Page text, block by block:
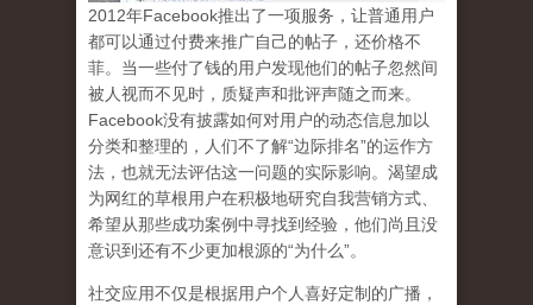
2012年Facebook推出了一项服务，让普通用户
都可以通过付费来推广自己的帖子，还价格不
菲。当一些付了钱的用户发现他们的帖子忽然间
被人视而不见时，质疑声和批评声随之而来。
Facebook没有披露如何对用户的动态信息加以
分类和整理的，人们不了解“边际排名”的运作方
法，也就无法评估这一问题的实际影响。渴望成
为网红的草根用户在积极地研究自我营销方式、
希望从那些成功案例中寻找到经验，他们尚且没
意识到 还有不少更加根源的“为什么”。
社交应用不仅是根据用户个人喜好定制的广播，